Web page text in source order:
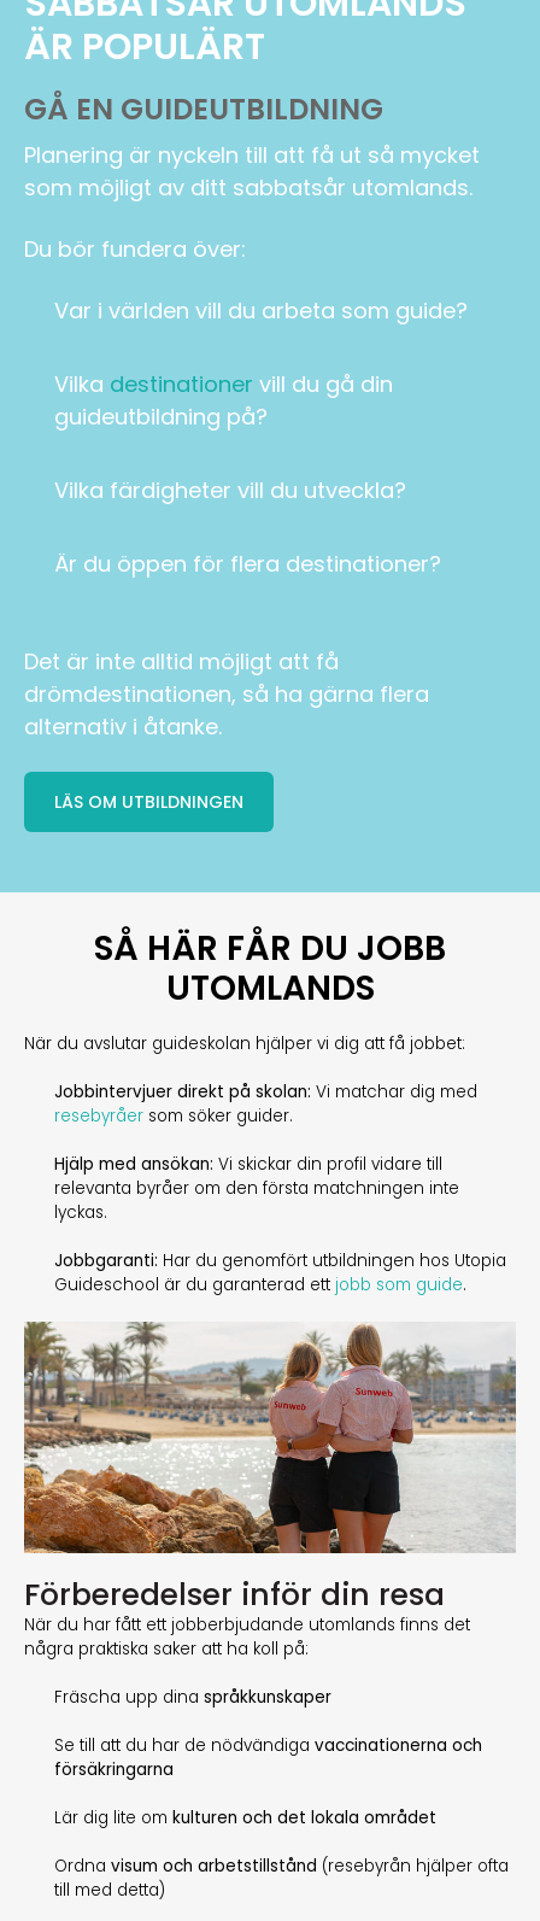
ÄR POPULÄRT
GÅ EN GUIDEUTBILDNING
Planering är nyckeln till att få ut så mycket
som möjligt av ditt sabbatsår utomlands.
Du bör fundera över:
Var i världen vill du arbeta som guide?
Vilka destinationer vill du gå din
guideutbildning på?
Vilka färdigheter vill du utveckla?
Är du öppen för flera destinationer?
Det är inte alltid möjligt att få
drömdestinationen, så ha gärna flera
alternativ i åtanke.
LÄS OM UTBILDNINGEN
SÅ HÄR FÅR DU JOBB
UTOMLANDS
När du avslutar guideskolan hjälper vi dig att få jobbet:
Jobbintervjuer direkt på skolan: Vi matchar dig med
resebyråer som söker guider.
Hjälp med ansökan: Vi skickar din profil vidare till
relevanta byråer om den första matchningen inte
lyckas.
Jobbgaranti: Har du genomfört utbildningen hos Utopia
Guideschool är du garanterad ett jobb som guide.
Förberedelser inför din resa
När du har fått ett jobberbjudande utomlands finns det
några praktiska saker att ha koll på:
Fräscha upp dina språkkunskaper
Se till att du har de nödvändiga vaccinationerna och
försäkringarna
Lär dig lite om kulturen och det lokala området
Ordna visum och arbetstillstånd (resebyrån hjälper ofta
till med detta)